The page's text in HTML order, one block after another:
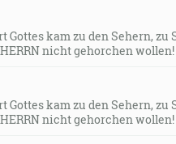
Gottes kam zu den Sehern,
nicht gehorchen wollen!
Gottes kam zu den Sehern,
nicht gehorchen wollen!